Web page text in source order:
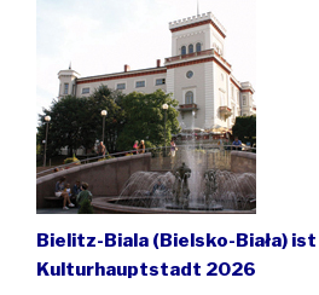
Bielitz-Biala (Bielsko-Biała)
Kulturhauptstadt 2026